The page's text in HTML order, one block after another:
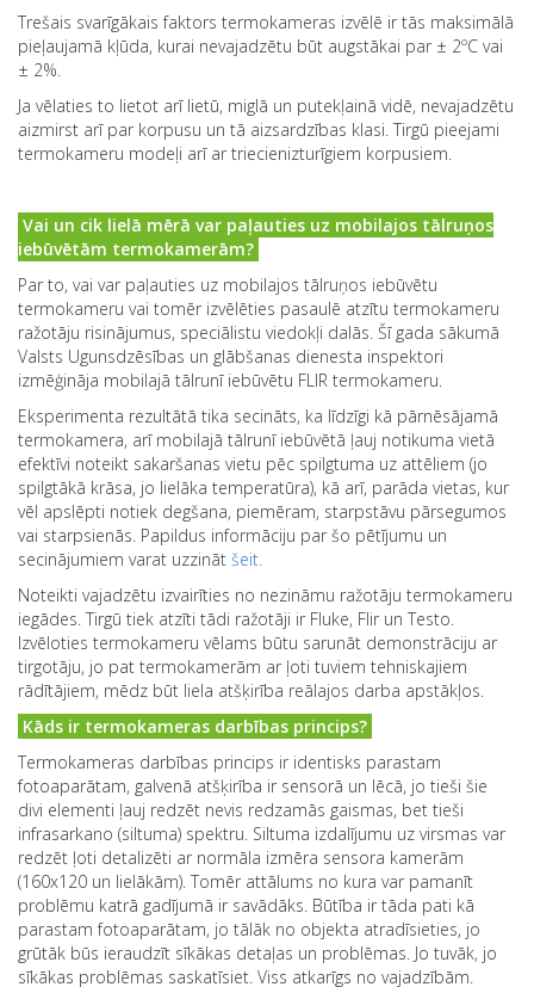
Trešais svarīgākais faktors termokameras izvēlē ir tās maksimālā
pieļaujamā kļūda, kurai nevajadzētu būt augstākai par ± 2ºC vai
± 2%.
Ja vēlaties to lietot arī lietū, miglā un putekļainā vidē, nevajadzētu
aizmirst arī par korpusu un tā aizsardzības klasi. Tirgū pieejami
termokameru modeļi arī ar triecienizturīgiem korpusiem.
Vai un cik lielā mērā var paļauties uz mobilajos tālruņos
iebūvētām termokamerām?
Par to, vai var paļauties uz mobilajos tālruņos iebūvētu
termokameru vai tomēr izvēlēties pasaulē atzītu termokameru
ražotāju risinājumus, speciālistu viedokļi dalās. Šī gada sākumā
Valsts Ugunsdzēsības un glābšanas dienesta inspektori
izmēģināja mobilajā tālrunī iebūvētu FLIR termokameru.
Eksperimenta rezultātā tika secināts, ka līdzīgi kā pārnēsājamā
termokamera, arī mobilajā tālrunī iebūvētā ļauj notikuma vietā
efektīvi noteikt sakaršanas vietu pēc spilgtuma uz attēliem (jo
spilgtākā krāsa, jo lielāka temperatūra), kā arī, parāda vietas, kur
vēl apslēpti notiek degšana, piemēram, starpstāvu pārsegumos
vai starpsienās. Papildus informāciju par šo pētījumu un
secinājumiem varat uzzināt šeit.
Noteikti vajadzētu izvairīties no nezināmu ražotāju termokameru
iegādes. Tirgū tiek atzīti tādi ražotāji ir Fluke, Flir un Testo.
Izvēloties termokameru vēlams būtu sarunāt demonstrāciju ar
tirgotāju, jo pat termokamerām ar ļoti tuviem tehniskajiem
rādītājiem, mēdz būt liela atšķirība reālajos darba apstākļos.
Kāds ir termokameras darbības princips?
Termokameras darbības princips ir identisks parastam
fotoaparātam, galvenā atšķirība ir sensorā un lēcā, jo tieši šie
divi elementi ļauj redzēt nevis redzamās gaismas, bet tieši
infrasarkano (siltuma) spektru. Siltuma izdalījumu uz virsmas var
redzēt ļoti detalizēti ar normāla izmēra sensora kamerām
(160x120 un lielākām). Tomēr attālums no kura var pamanīt
problēmu katrā gadījumā ir savādāks. Būtība ir tāda pati kā
parastam fotoaparātam, jo tālāk no objekta atradīsieties, jo
grūtāk būs ieraudzīt sīkākas detaļas un problēmas. Jo tuvāk, jo
sīkākas problēmas saskatīsiet. Viss atkarīgs no vajadzībām.